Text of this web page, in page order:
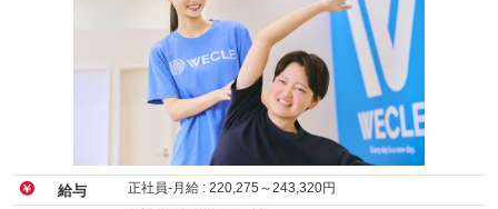
給与 正社員-月給 : 220,275 ～243,320円